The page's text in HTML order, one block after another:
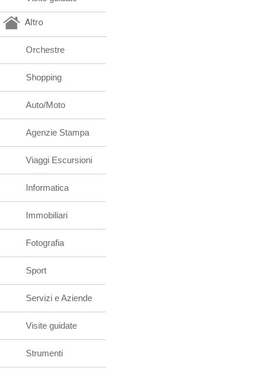
Altro
Orchestre
Shopping
Auto/Moto
Agenzie Stampa
Viaggi Escursioni
Informatica
Immobiliari
Fotografia
Sport
Servizi e Aziende
Visite guidate
Strumenti